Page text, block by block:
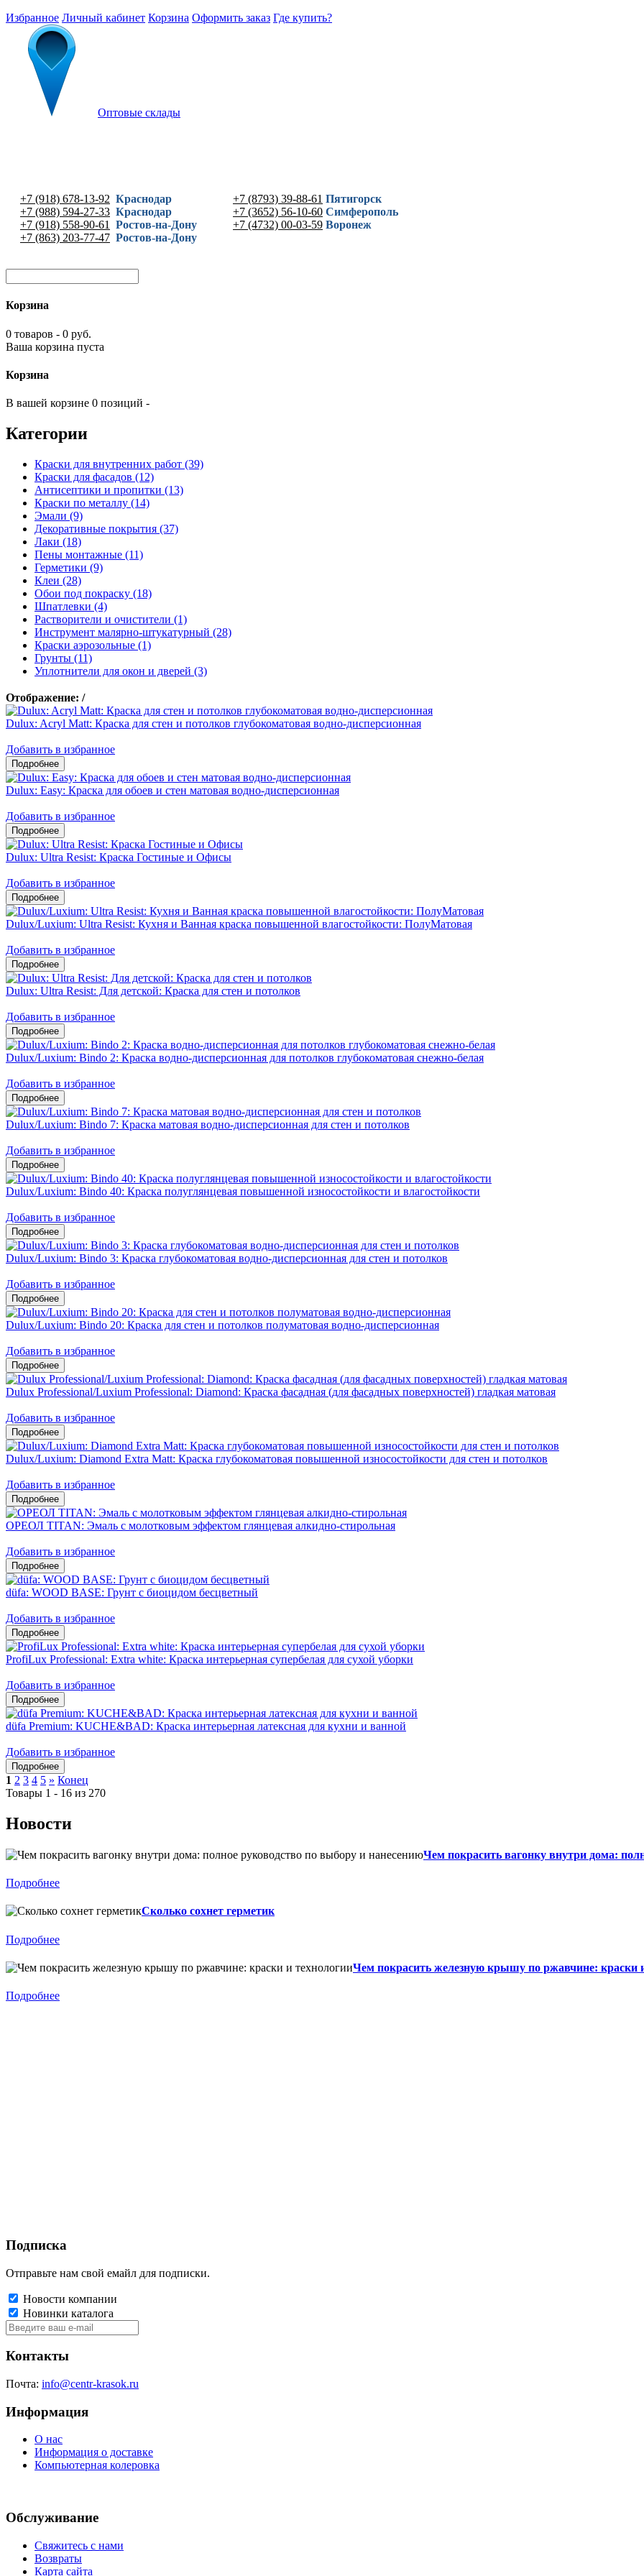
Избранное Личный кабинет Корзина Оформить заказ Где купить?
Оптовые склады
+7 (918) 678-13-92 Краснодар
+7 (988) 594-27-33 Краснодар
+7 (918) 558-90-61
Ростов-на-Дону
+7 (863) 203-77-47 Ростов-на-Дону
+7 (8793) 39-88-61 Пятигорск
+7 (3652) 56-10-60 Симферополь
+7 (4732) 00-03-59 Воронеж
Корзина
0 товаров - 0 руб.
Ваша корзина пуста
Корзина
В вашей корзине 0 позиций -
Категории
Краски для внутренних работ (39)
Краски для фасадов (12)
Антисептики и пропитки (13)
Краски по металлу (14)
Эмали (9)
Декоративные покрытия (37)
Лаки (18)
Пены монтажные (11)
Герметики (9)
Клеи (28)
Обои под покраску (18)
Шпатлевки (4)
Растворители и очистители (1)
Инструмент малярно-штукатурный (28)
Краски аэрозольные (1)
Грунты (11)
Уплотнители для окон и дверей (3)
Отображение: /
Dulux: Acryl Matt: Краска для стен и потолков глубокоматовая водно-дисперсионная
Добавить в избранное
Dulux: Easy: Краска для обоев и стен матовая водно-дисперсионная
Добавить в избранное
Dulux: Ultra Resist: Краска Гостиные и Офисы
Добавить в избранное
Dulux/Luxium: Ultra Resist: Кухня и Ванная краска повышенной влагостойкости: ПолуМатовая
Добавить в избранное
Dulux: Ultra Resist: Для детской: Краска для стен и потолков
Добавить в избранное
Dulux/Luxium: Bindo 2: Краска водно-дисперсионная для потолков глубокоматовая снежно-белая
Добавить в избранное
Dulux/Luxium: Bindo 7: Краска матовая водно-дисперсионная для стен и потолков
Добавить в избранное
Dulux/Luxium: Bindo 40: Краска полуглянцевая повышенной износостойкости и влагостойкости
Добавить в избранное
Dulux/Luxium: Bindo 3: Краска глубокоматовая водно-дисперсионная для стен и потолков
Добавить в избранное
Dulux/Luxium: Bindo 20: Краска для стен и потолков полуматовая водно-дисперсионная
Добавить в избранное
Dulux Professional/Luxium Professional: Diamond: Краска фасадная (для фасадных поверхностей) гладкая матовая
Добавить в избранное
Dulux/Luxium: Diamond Extra Matt: Краска глубокоматовая повышенной износостойкости для стен и потолков
Добавить в избранное
ОРЕОЛ TITAN: Эмаль с молотковым эффектом глянцевая алкидно-стирольная
Добавить в избранное
düfa: WOOD BASE: Грунт с биоцидом бесцветный
Добавить в избранное
ProfiLux Professional: Extra white: Краска интерьерная супербелая для сухой уборки
Добавить в избранное
düfa Premium: KUCHE&BAD: Краска интерьерная латексная для кухни и ванной
Добавить в избранное
1 2 3 4 5 » Конец
Товары 1 - 16 из 270
Новости
Чем покрасить вагонку внутри дома:
Подробнее
Сколько сохнет герметик
Подробнее
Чем покрасить железную крышу по ржавчине: краски
Подробнее
Подписка
Отправьте нам свой емайл для подписки.
Новости компании
Новинки каталога
Контакты
Почта: info@centr-krasok.ru
Информация
О нас
Информация о доставке
Компьютерная колеровка
Обслуживание
Свяжитесь с нами
Возвраты
Карта сайта